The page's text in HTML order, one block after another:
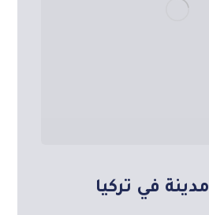
في تركيا